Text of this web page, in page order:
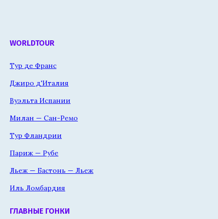
WORLDTOUR
Тур де Франс
Джиро д'Италия
Вуэльта Испании
Милан — Сан-Ремо
Тур Фландрии
Париж — Рубе
Льеж — Бастонь — Льеж
Иль Ломбардия
ГЛАВНЫЕ ГОНКИ